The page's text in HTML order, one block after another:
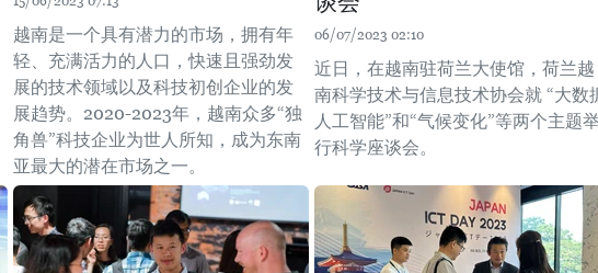
越南是一个具有潜力的市场，拥有年
轻、充满活力的人口，快速且强劲发
展的技术领域以及科技初创企业的发
展趋势。2020-2023年，越南众多“独
角兽”科技企业为世人所知，成为东南
亚最大的潜在市场之一。
06/07/2023 02:10
近日，在越南驻荷兰大使馆，荷兰越
南科学技术与信息技术协会就 “大数
人工智能”和“气候变化”等两个主题
行科学座谈会。